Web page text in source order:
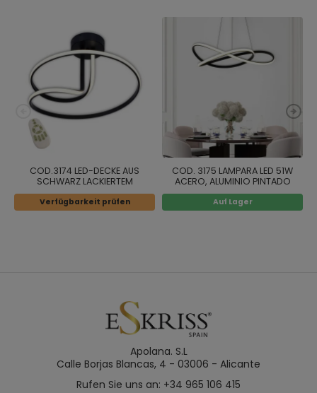
COD.3174 LED-DECKE AUS
SCHWARZ LACKIERTEM
ALUMINIUMSTAHL 40W
Verfügbarkeit prüfen
COD. 3175 LAMPARA LED 51W
ACERO, ALUMINIO PINTADO
NEGRO
Auf Lager
Apolana. S.L
Calle Borjas Blancas, 4 - 03006 - Alicante
Rufen Sie uns an: +34 965 106 415